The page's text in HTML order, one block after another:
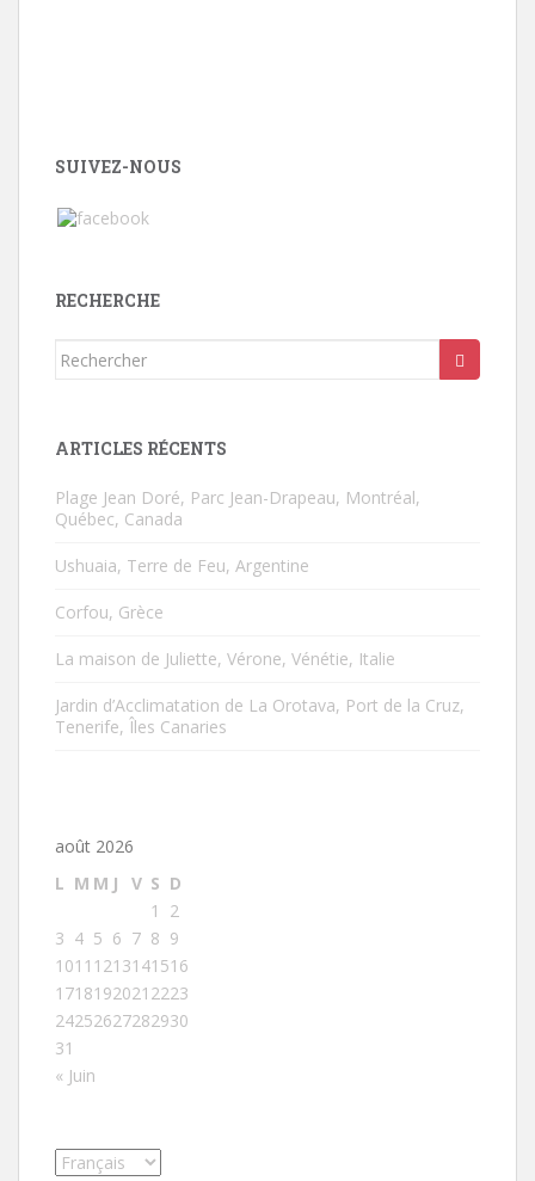
SUIVEZ-NOUS
RECHERCHE
Rechercher...
ARTICLES RÉCENTS
Plage Jean Doré, Parc Jean-Drapeau, Montréal,
Québec, Canada
Ushuaia, Terre de Feu, Argentine
Corfou, Grèce
La maison de Juliette, Vérone, Vénétie, Italie
Jardin d’Acclimatation de La Orotava, Port de la Cruz,
Tenerife, Îles Canaries
août 2026
L M M J V S D
1
2
3 4 5 6 7 8 9
1011 1213141516
1718192021 2223
24252627282930
31
« Juin
Choisir